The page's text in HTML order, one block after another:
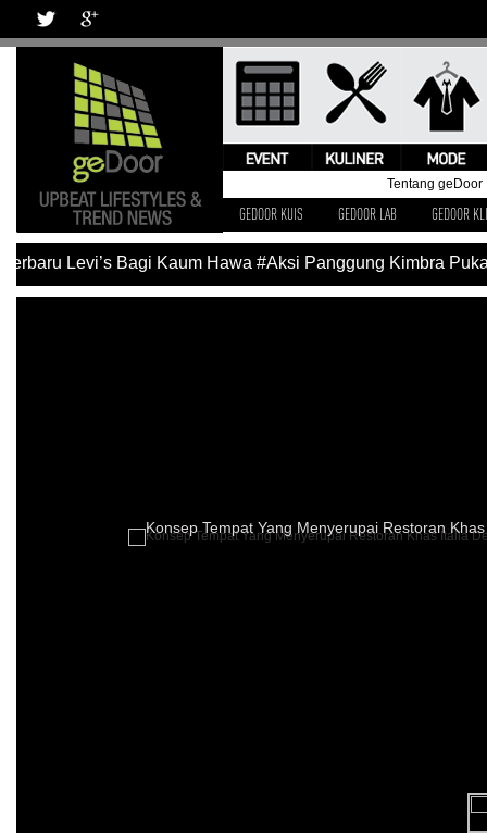
Tentang geDoor
GEDOOR KUIS GEDOOR LAB GEDOOR
Levi’s Bagi Kaum Hawa #Aksi Panggung Kimbra Pukau
Konsep Tempat Yang Menyerupai Restoran